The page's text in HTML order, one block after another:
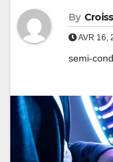
By
AVR 16,
semi-